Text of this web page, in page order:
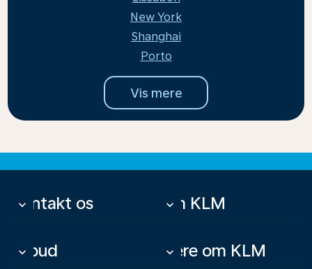
New York
Shanghai
Porto
Vis mere
Kontakt os
keyboard_arrow_down Om KLM
keyboard_arrow_down
Tilbud
keyboard_arrow_down Mere om KLM
keyboard_arrow_down